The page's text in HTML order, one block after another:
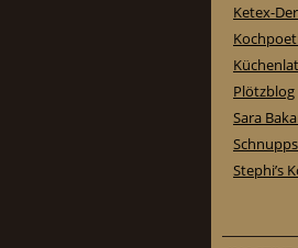
Ketex-
Plötzblog
Sara
Stephi’s